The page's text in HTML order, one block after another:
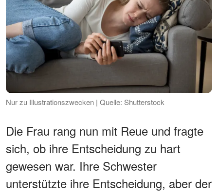
Nur zu Illustrationszwecken | Quelle: Shutterstock
Die Frau rang nun mit Reue und fragte
sich, ob ihre Entscheidung zu hart
gewesen war. Ihre Schwester
unterstützte ihre Entscheidung, aber der